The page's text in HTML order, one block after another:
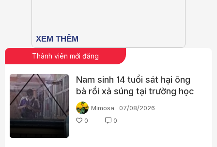
Thành viên mới đăng
Nam sinh 14 tuổi sát hại ông
bà rồi xả súng tại trường học
Thái Lan
Mimosa
07/08/2026
0
0